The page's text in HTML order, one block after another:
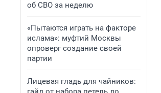
об СВО за неделю
«Пытаются играть на факторе
ислама»: муфтий Москвы
опроверг создание своей
партии
Лицевая гладь для чайников: